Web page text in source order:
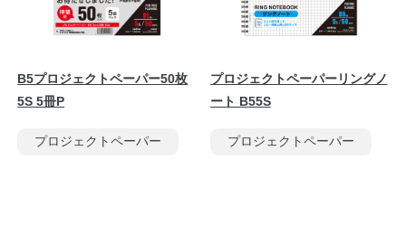
B5プロジェクトペーパー50枚
5S 5冊P
プロジェクトペーパー
プロジェクトペーパーリングノ
ート B55S
プロジェクトペーパー